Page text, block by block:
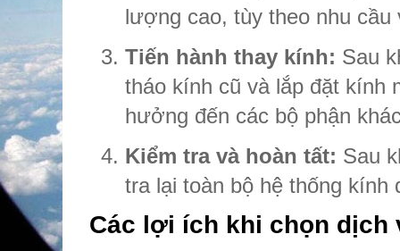
lượng cao, tùy theo nhu cầu
Tiến hành thay kính: Sau
tháo kính cũ và lắp đặt kính
hưởng đến các bộ phận
Kiểm tra và hoàn tất: Sau
tra lại toàn bộ hệ thống
Các lợi ích khi chọn dịch